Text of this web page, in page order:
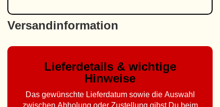
Versandinformation
Lieferdetails & wichtige
Hinweise
Das gewünschte Lieferdatum sowie die Auswahl
zwischen Abholung oder Zustellung gibst Du beim